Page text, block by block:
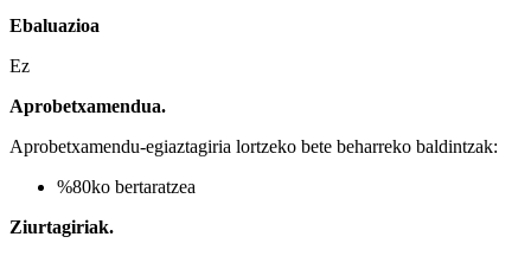
Ebaluazioa
Ez
Aprobetxamendua.
Aprobetxamendu-egiaztagiria lortzeko bete beharreko baldintzak:
%80ko bertaratzea
Ziurtagiriak.